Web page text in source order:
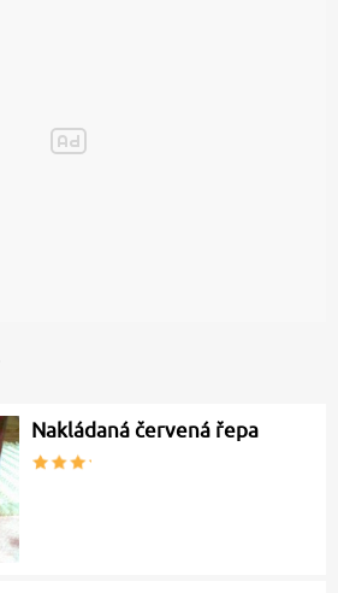
Nakládaná červená řepa